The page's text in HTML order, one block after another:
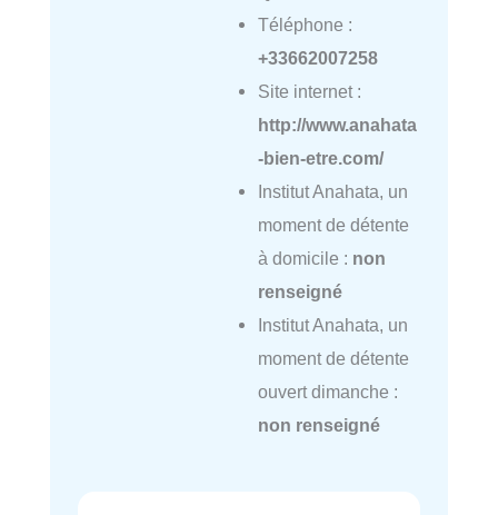
Téléphone :
+33662007258
Site internet :
http://www.anahata
-bien-etre.com/
Institut Anahata, un
moment de détente
à domicile : non
renseigné
Institut Anahata, un
moment de détente
ouvert dimanche :
non renseigné